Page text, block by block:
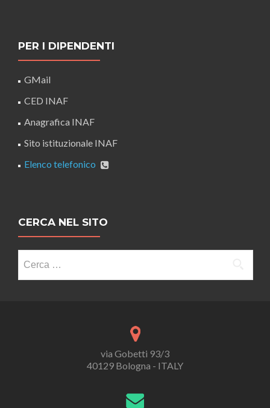
PER I DIPENDENTI
GMail
CED INAF
Anagrafica INAF
Sito istituzionale INAF
Elenco telefonico
CERCA NEL SITO
per:
via Gobetti 93/3
40129 Bologna - ITALY